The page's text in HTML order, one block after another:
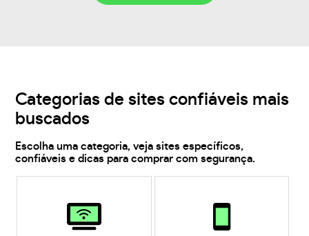
Categorias de sites confiáveis mais
buscados
Escolha uma categoria, veja sites específicos,
confiáveis e dicas para comprar com segurança.